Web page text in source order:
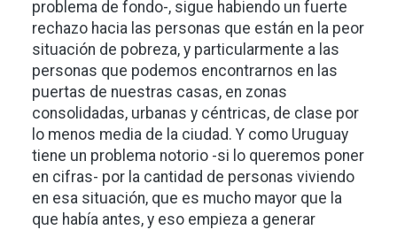
problema de fondo-, sigue habiendo un fuerte
rechazo hacia las personas que están en la peor
situación de pobreza, y particularmente a las
personas que podemos encontrarnos en las
puertas de nuestras casas, en zonas
consolidadas, urbanas y céntricas, de clase por
lo menos media de la ciudad. Y como Uruguay
tiene un problema notorio -si lo queremos poner
en cifras- por la cantidad de personas viviendo
en esa situación, que es mucho mayor que la
que había antes, y eso empieza a generar